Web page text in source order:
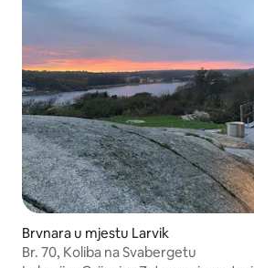
Brvnara u mjestu Larvik
Br. 70, Koliba na Svabergetu